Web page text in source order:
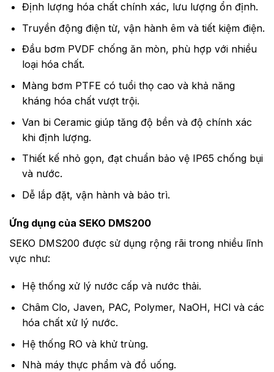
Định lượng hóa chất chính xác, lưu lượng ổn định.
Truyền động điện từ, vận hành êm và tiết kiệm điện.
Đầu bơm PVDF chống ăn mòn, phù hợp với nhiều
loại hóa chất.
Màng bơm PTFE có tuổi thọ cao và khả năng
kháng hóa chất vượt trội.
Van bi Ceramic giúp tăng độ bền và độ chính xác
khi định lượng.
Thiết kế nhỏ gọn, đạt chuẩn bảo vệ IP65 chống bụi
và nước.
Dễ lắp đặt, vận hành và bảo trì.
Ứng dụng của SEKO DMS200
SEKO DMS200 được sử dụng rộng rãi trong nhiều lĩnh
vực như:
Hệ thống xử lý nước cấp và nước thải.
Châm Clo, Javen, PAC, Polymer, NaOH, HCl và các
hóa chất xử lý nước.
Hệ thống RO và khử trùng.
Nhà máy thực phẩm và đồ uống.